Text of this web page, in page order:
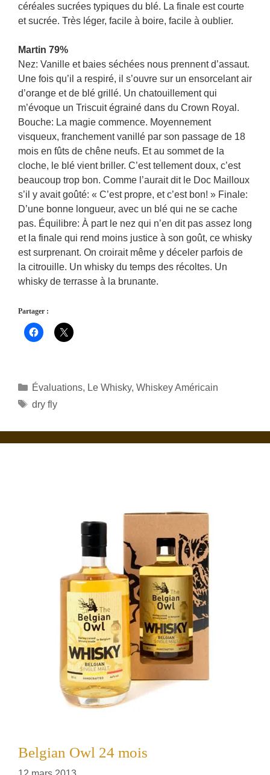
céréales sucrées typiques du blé. La finale est courte
et sucrée. Très léger, facile à boire, facile à oublier.
Martin 79%
Nez: Vanille et baies séchées nous prennent d’assaut.
Une fois qu’il a respiré, il s’ouvre sur un ensorcelant air
d’orange et de blé grillé. Un chatouillement qui
m’évoque un Triscuit égrainé dans du Crown Royal.
Bouche: La magie commence. Moyennement
visqueux, franchement vanillé par son passage de 18
mois en fûts de chêne neufs. Et au sommet de la
cloche, le blé vient briller. C’est tellement doux, c’est
beaucoup trop bon. Comme l’aurait dit le Doc Mailloux
s’il y avait goûté: « C’est propre, et c’est bon! » Finale:
D’une bonne longueur, avec un blé qui ne se cache
pas. Équilibre: À part le nez qui n’en dit pas assez long
et la finale qui rend moins justice à son goût, ce whisky
est surprenant. On croirait même y déceler parfois de
la citrouille. Un whisky du temps des récoltes. Un
whisky de terrasse à la brunante.
Partager :
Catégories
Évaluations, Le Whisky, Whiskey Américain
Étiquettes
dry fly
Belgian Owl 24 mois